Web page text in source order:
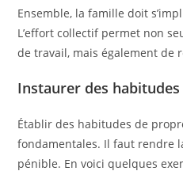
Ensemble, la famille doit
L’effort collectif permet non
de travail, mais également de
Instaurer des
Établir des habitudes de
fondamentales. Il faut rendre
pénible. En voici quelques